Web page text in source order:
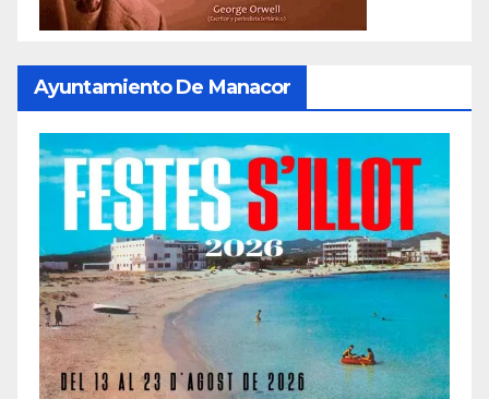
Ayuntamiento De Manacor